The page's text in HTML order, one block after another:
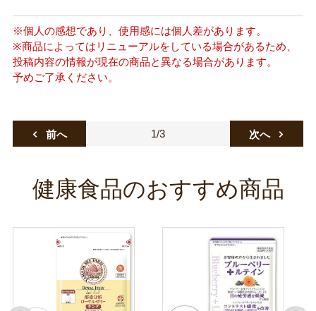
※個人の感想であり、使用感には個人差があります。
※商品によってはリニューアルをしている場合があるため、
投稿内容の情報が現在の商品と異なる場合があります。
予めご了承ください。
1/3
前へ 次へ
健康食品のおすすめ商品